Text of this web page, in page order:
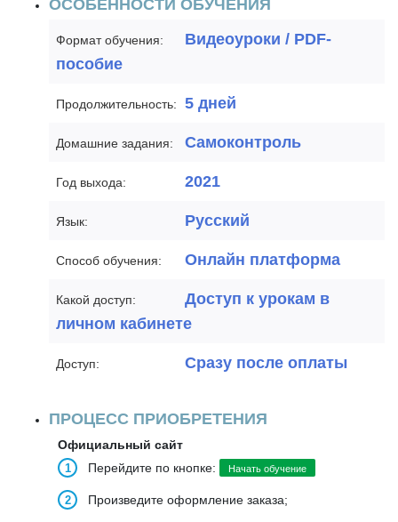
ОСОБЕННОСТИ ОБУЧЕНИЯ
Формат обучения:
Видеоуроки / PDF-
пособие
Продолжительность: 5 дней
Домашние задания: Самоконтроль
Год выхода: 2021
Язык: Русский
Способ обучения: Онлайн платформа
Какой доступ:
Доступ к урокам в
личном кабинете
Доступ: Сразу после оплаты
ПРОЦЕСС ПРИОБРЕТЕНИЯ
Официальный сайт
Перейдите по кнопке:
Начать обучение
Произведите оформление заказа;